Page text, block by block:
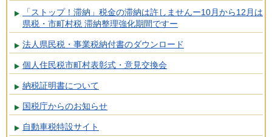
「ストップ！滞納」税金の滞納は許しませんー10月から12月は
県税・市町村税 滞納整理強化期間ですー
法人県民税・事業税納付書のダウンロード
個人住民税市町村表彰式・意見交換会
納税証明書について
国税庁からのお知らせ
自動車税特設サイト